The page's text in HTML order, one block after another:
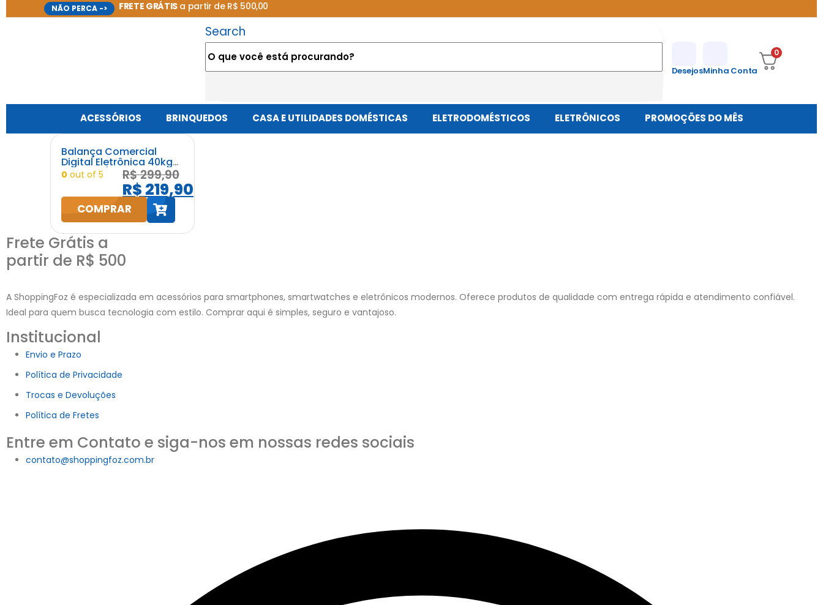
NÃO PERCA -> FRETE GRÁTISa partir de R$ 500,00
Search
DesejosMinha Conta
0
ACESSÓRIOS BRINQUEDOS CASA E UTILIDADES DOMÉSTICAS ELETRODOMÉSTICOS ELETRÔNICOS PROMOÇÕES DO MÊS
Balança Comercial
Digital Eletrônica 40kg
Bivolt 110/220v Alta
0 out of 5 R$299,90
R$ 219,90
COMPRAR
Frete Grátis a
partir de R$ 500
A ShoppingFoz é especializada em acessórios para smartphones, smartwatches e eletrônicos modernos. Oferece produtos de qualidade com entrega rápida e atendimento confiável.
Ideal para quem busca tecnologia com estilo. Comprar aqui é simples, seguro e vantajoso.
Institucional
Envio e Prazo
Política de Privacidade
Trocas e Devoluções
Política de Fretes
Entre em Contato e siga-nos em nossas redes sociais
contato@shoppingfoz.com.br